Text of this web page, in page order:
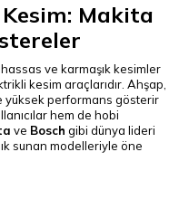
Makita
ve karmaşık kesimler
kesim araçlarıdır. Ahşap,
yüksek performans gösterir
hem de hobi
ve Bosch gibi dünya lideri
sunan modelleriyle öne